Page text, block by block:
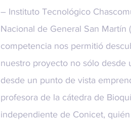
– Instituto Tecnológico
Nacional de General San Martín
competencia nos permitió
nuestro proyecto no sólo desde
desde un punto de vista
profesora de la cátedra de
independiente de Conicet,